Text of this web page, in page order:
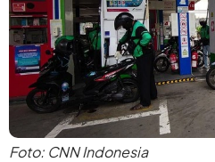
Foto: CNN Indonesia